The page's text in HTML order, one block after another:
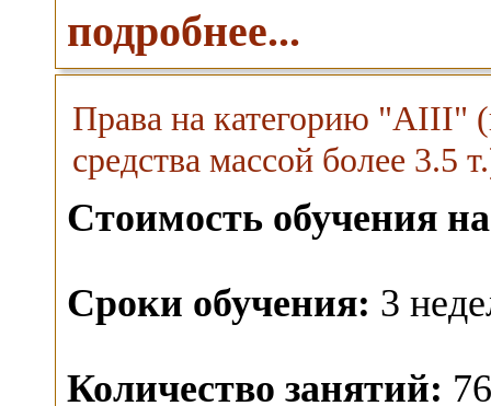
подробнее...
Права на категорию "AIII"
средства массой более 3.5
Стоимость обучения
Сроки обучения: 3
Количество занятий: